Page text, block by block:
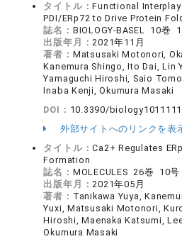
タイトル：Functional Interplay
PDI/ERp72 to Drive Protein
誌名： BIOLOGY-BASEL 10巻
出版年月：2021年11月
著者： Matsusaki Motonori,
Kanemura Shingo, Ito Dai, Lin
Yamaguchi Hiroshi, Saio
Inaba Kenji, Okumura Masaki
DOI： 10.3390/
外部サイトへのリンクを表
タイトル：Ca2+ Regulates
Formation
誌名： MOLECULES 26巻 10号
出版年月：2021年05月
著者： Tanikawa Yuya,
Yuxi, Matsusaki Motonori,
Hiroshi, Maenaka Katsumi,
Okumura Masaki